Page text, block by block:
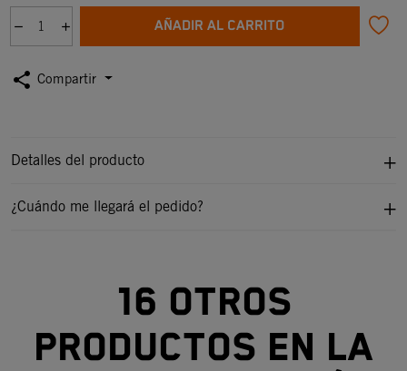
AÑADIR AL CARRITO
share Compartir
Detalles del producto
¿Cuándo me llegará el pedido?
16 otros
productos en la